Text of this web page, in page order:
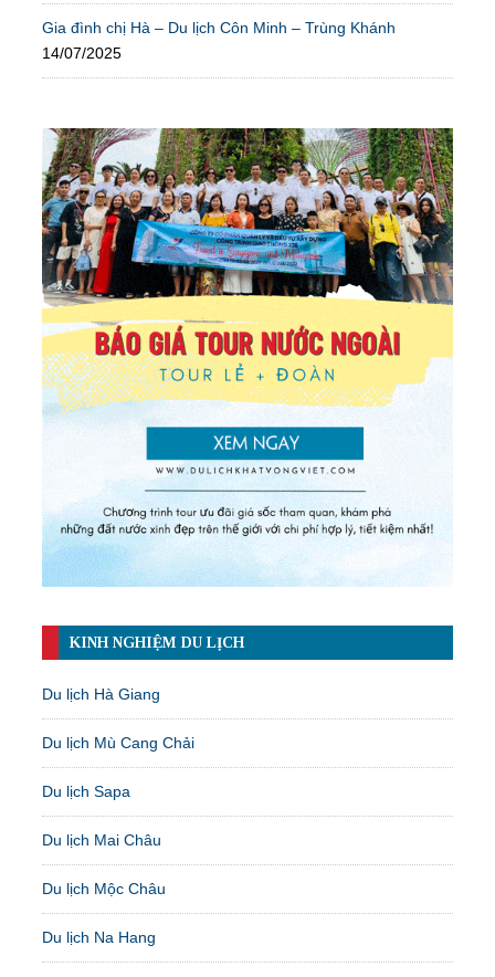
Gia đình chị Hà – Du lịch Côn Minh – Trùng Khánh
14/07/2025
KINH NGHIỆM DU LỊCH
Du lịch Hà Giang
Du lịch Mù Cang Chải
Du lịch Sapa
Du lịch Mai Châu
Du lịch Mộc Châu
Du lịch Na Hang